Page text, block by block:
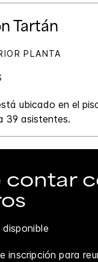
Tartán
ubicado en el
39 asistentes.
PLANTA
contar
inscripción para